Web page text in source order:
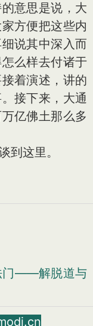
意思是说，大
方便把这些内
说其中深入而
么样去付诸于
着演述，讲的
接下来，大通
亿佛土那么多
到这里。
门——解脱道与